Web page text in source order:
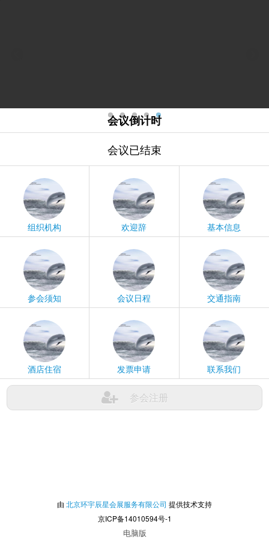
会议倒计时
会议已结束
组织机构 欢迎辞 基本信息
参会须知 会议日程 交通指南
酒店住宿 发票申请 联系我们
参会注册
由 北京环宇辰星会展服务有限公司 提供技术支持
京ICP备14010594号-1
电脑版